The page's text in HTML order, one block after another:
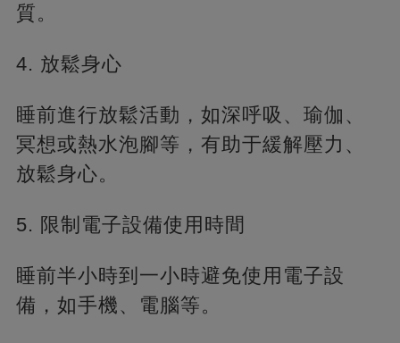
質。
4. 放鬆身心
睡前進行放鬆活動，如深呼吸、瑜伽、
冥想或熱水泡腳等，有助于緩解壓力、
放鬆身心。
5. 限制電子設備使用時間
睡前半小時到一小時避免使用電子設
備，如手機、電腦等。